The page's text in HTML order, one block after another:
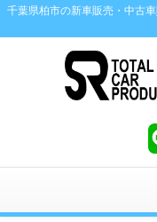
千葉県柏市の新車販売・中古